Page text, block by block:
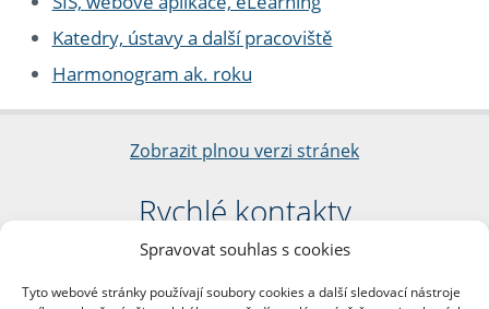
Spravovat souhlas s cookies
Tyto webové stránky používají soubory cookies a další sledovací nástroje
Katedry, ústavy a další pracoviště
Harmonogram ak. roku
Zobrazit plnou verzi stránek
Rychlé kontakty
Filozofická fakulta
nám. Jana Palacha 1/2